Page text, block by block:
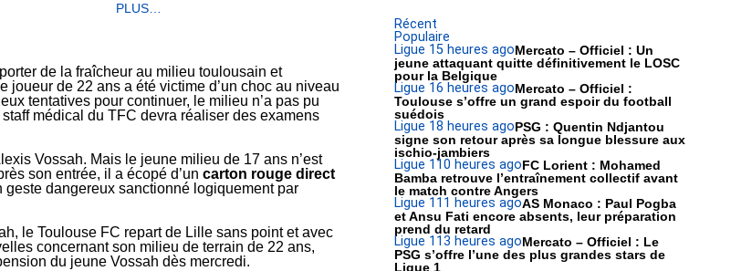
PLUS…
de la fraîcheur au milieu toulousain et
joueur de 22 ans a été victime d’un choc au niveau
tentatives pour continuer, le milieu n’a pas pu
médical du TFC devra réaliser des examens
Vossah. Mais le jeune milieu de 17 ans n’est
son entrée, il a écopé d’un carton rouge direct
dangereux sanctionné logiquement par
le Toulouse FC repart de Lille sans point et avec
concernant son milieu de terrain de 22 ans,
du jeune Vossah dès mercredi.
Récent
Populaire
Ligue 15 heures agoMercato – Officiel : Un
jeune attaquant quitte définitivement le LOSC
pour la Belgique
Ligue 16 heures agoMercato – Officiel :
Toulouse s’offre un grand espoir du football
suédois
Ligue 18 heures agoPSG : Quentin Ndjantou
signe son retour après sa longue blessure aux
ischio-jambiers
Ligue 110 heures agoFC Lorient : Mohamed
Bamba retrouve l’entraînement collectif avant
le match contre Angers
Ligue 1 11 heures agoAS Monaco : Paul Pogba
et Ansu Fati encore absents, leur préparation
prend du retard
Ligue 1 13 heures agoMercato – Officiel : Le
PSG s’offre l’une des plus grandes stars de
Ligue 1